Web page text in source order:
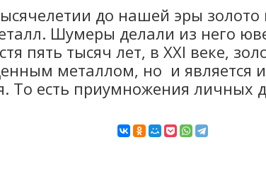
до нашей эры золото
Шумеры делали из него
пять тысяч лет, в XXI веке,
металлом, но и является
То есть приумножения личных